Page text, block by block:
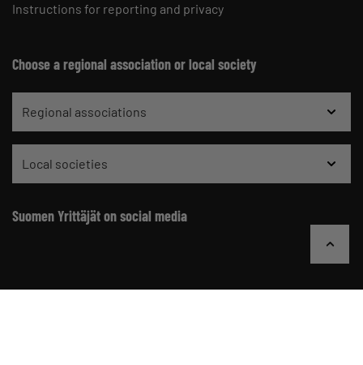
Instructions for reporting and privacy
Choose a regional association or local society
Regional associations
Local societies
Suomen Yrittäjät on social media